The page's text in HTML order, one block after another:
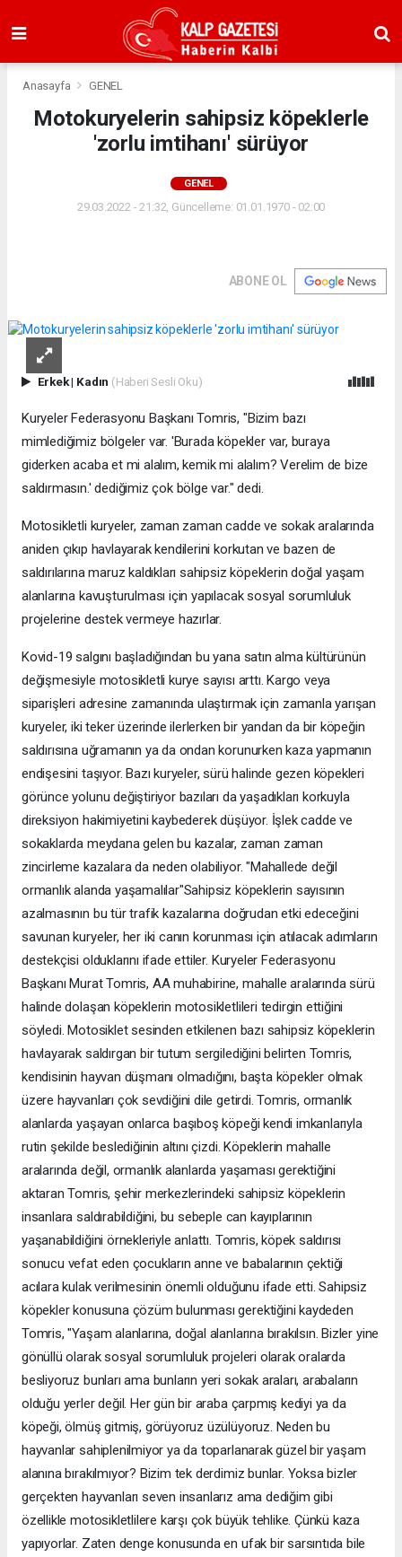
Anasayfa GENEL
Motokuryelerin sahipsiz köpeklerle
'zorlu imtihanı' sürüyor
GENEL
29.03.2022 - 21:32, Güncelleme: 01.01.1970 - 02:00
ABONE OL
Erkek| Kadın (Haberi Sesli Oku)
Kuryeler Federasyonu Başkanı Tomris, "Bizim bazı
mimlediğimiz bölgeler var. 'Burada köpekler var, buraya
giderken acaba et mi alalım, kemik mi alalım? Verelim de bize
saldırmasın.' dediğimiz çok bölge var." dedi.
Motosikletli kuryeler, zaman zaman cadde ve sokak aralarında
aniden çıkıp havlayarak kendilerini korkutan ve bazen de
saldırılarına maruz kaldıkları sahipsiz köpeklerin doğal yaşam
alanlarına kavuşturulması için yapılacak sosyal sorumluluk
projelerine destek vermeye hazırlar.
Kovid-19 salgını başladığından bu yana satın alma kültürünün
değişmesiyle motosikletli kurye sayısı arttı. Kargo veya
siparişleri adresine zamanında ulaştırmak için zamanla yarışan
kuryeler, iki teker üzerinde ilerlerken bir yandan da bir köpeğin
saldırısına uğramanın ya da ondan korunurken kaza yapmanın
endişesini taşıyor. Bazı kuryeler, sürü halinde gezen köpekleri
görünce yolunu değiştiriyor bazıları da yaşadıkları korkuyla
direksiyon hakimiyetini kaybederek düşüyor. İşlek cadde ve
sokaklarda meydana gelen bu kazalar, zaman zaman
zincirleme kazalara da neden olabiliyor. "Mahallede değil
ormanlık alanda yaşamalılar"Sahipsiz köpeklerin sayısının
azalmasının bu tür trafik kazalarına doğrudan etki edeceğini
savunan kuryeler, her iki canın korunması için atılacak adımların
destekçisi olduklarını ifade ettiler. Kuryeler Federasyonu
Başkanı Murat Tomris, AA muhabirine, mahalle aralarında sürü
halinde dolaşan köpeklerin motosikletlileri tedirgin ettiğini
söyledi. Motosiklet sesinden etkilenen bazı sahipsiz köpeklerin
havlayarak saldırgan bir tutum sergilediğini belirten Tomris,
kendisinin hayvan düşmanı olmadığını, başta köpekler olmak
üzere hayvanları çok sevdiğini dile getirdi. Tomris, ormanlık
alanlarda yaşayan onlarca başıboş köpeği kendi imkanlarıyla
rutin şekilde beslediğinin altını çizdi. Köpeklerin mahalle
aralarında değil, ormanlık alanlarda yaşaması gerektiğini
aktaran Tomris, şehir merkezlerindeki sahipsiz köpeklerin
insanlara saldırabildiğini, bu sebeple can kayıplarının
yaşanabildiğini örnekleriyle anlattı. Tomris, köpek saldırısı
sonucu vefat eden çocukların anne ve babalarının çektiği
acılara kulak verilmesinin önemli olduğunu ifade etti. Sahipsiz
köpekler konusuna çözüm bulunması gerektiğini kaydeden
Tomris, "Yaşam alanlarına, doğal alanlarına bırakılsın. Bizler yine
gönüllü olarak sosyal sorumluluk projeleri olarak oralarda
besliyoruz bunları ama bunların yeri sokak araları, arabaların
olduğu yerler değil. Her gün bir araba çarpmış kediyi ya da
köpeği, ölmüş gitmiş, görüyoruz üzülüyoruz. Neden bu
hayvanlar sahiplenilmiyor ya da toparlanarak güzel bir yaşam
alanına bırakılmıyor? Bizim tek derdimiz bunlar. Yoksa bizler
gerçekten hayvanları seven insanlarız ama dediğim gibi
özellikle motosikletlilere karşı çok büyük tehlike. Çünkü kaza
yapıyorlar. Zaten denge konusunda en ufak bir sarsıntıda bile